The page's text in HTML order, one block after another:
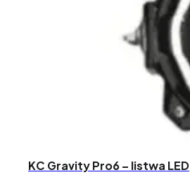
KC Gravity Pro6 – listwa LED